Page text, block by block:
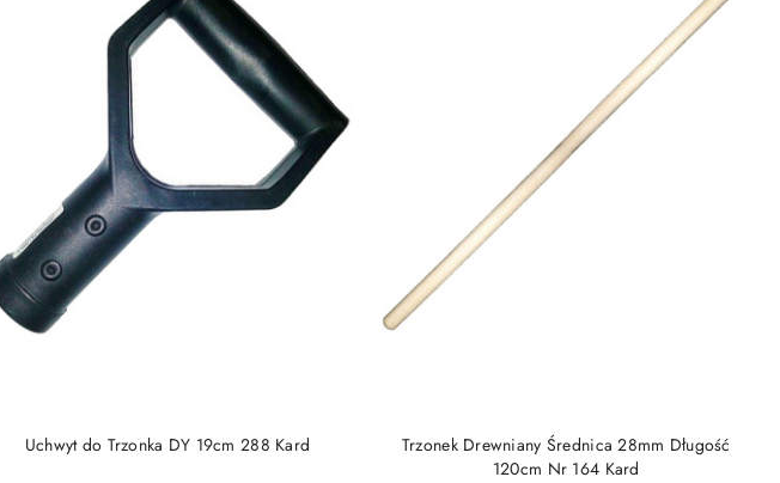
Uchwyt do Trzonka DY 19cm 288 Kard
DO KOSZYKA
Trzonek Drewniany Średnica 28mm Długość
120cm Nr 164 Kard
DO KOSZYKA